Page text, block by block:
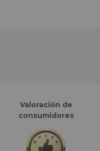
Valoración de
consumidores